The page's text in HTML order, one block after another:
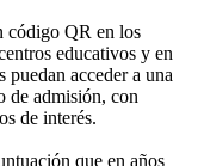
código QR en los
educativos y en
acceder a una
de admisión, con
de interés.
que en años